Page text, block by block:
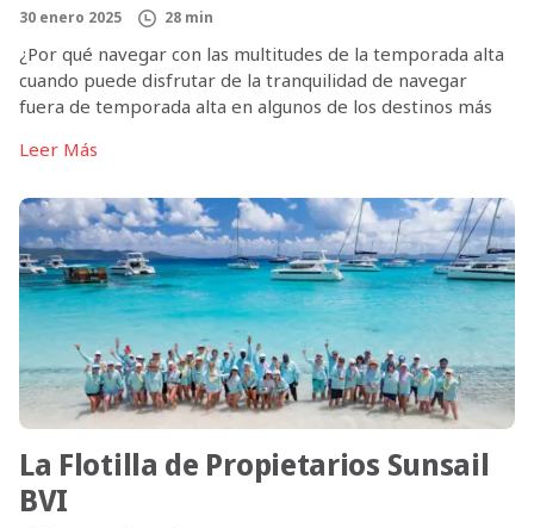
30 enero 2025 28 min
¿Por qué navegar con las multitudes de la temporada alta
cuando puede disfrutar de la tranquilidad de navegar
fuera de temporada alta en algunos de los destinos más
Sunsail, disfrutará de acceso exclusivo a más de 20 lugares
Leer Más
La Flotilla de Propietarios Sunsail
BVI